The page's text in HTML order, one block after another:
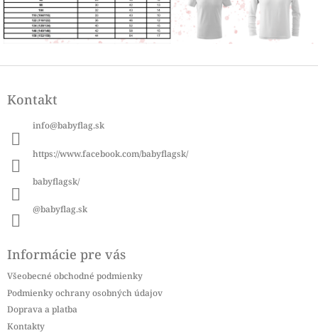
pKontakt
info@babyflag.sk
https://www.facebook.com/babyflagsk/
babyflagsk/
@babyflag.sk
Informácie pre vás
Všeobecné obchodné podmienky
Podmienky ochrany osobných údajov
Doprava a platba
Kontakty